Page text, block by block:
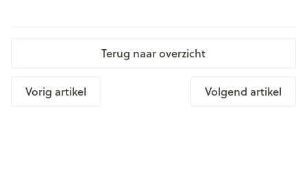
Terug naar overzicht
Vorig artikel Volgend artikel